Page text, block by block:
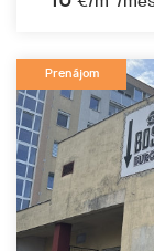
Prenájom